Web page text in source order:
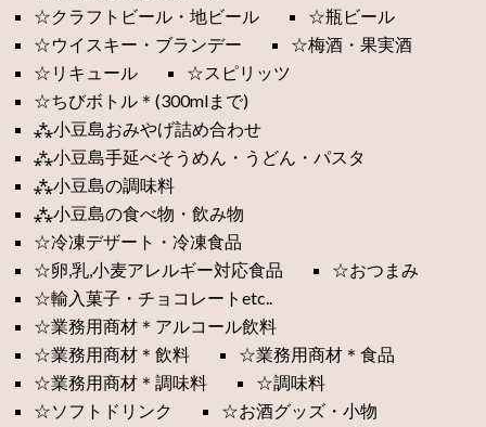
☆クラフトビール・地ビール
☆瓶ビール
☆ウイスキー・ブランデー
☆梅酒・果実酒
☆リキュール
☆スピリッツ
☆ちびボトル＊(300mlまで)
⁂小豆島おみやげ詰め合わせ
⁂小豆島手延べそうめん・うどん・パスタ
⁂小豆島の調味料
⁂小豆島の食べ物・飲み物
☆冷凍デザート・冷凍食品
☆卵,乳,小麦アレルギー対応食品
☆おつまみ
☆輸入菓子・チョコレートetc..
☆業務用商材＊アルコール飲料
☆業務用商材＊飲料
☆業務用商材＊食品
☆業務用商材＊調味料
☆調味料
☆ソフトドリンク
☆お酒グッズ・小物